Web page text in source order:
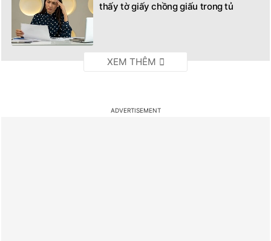
thấy tờ giấy chồng giấu trong tủ